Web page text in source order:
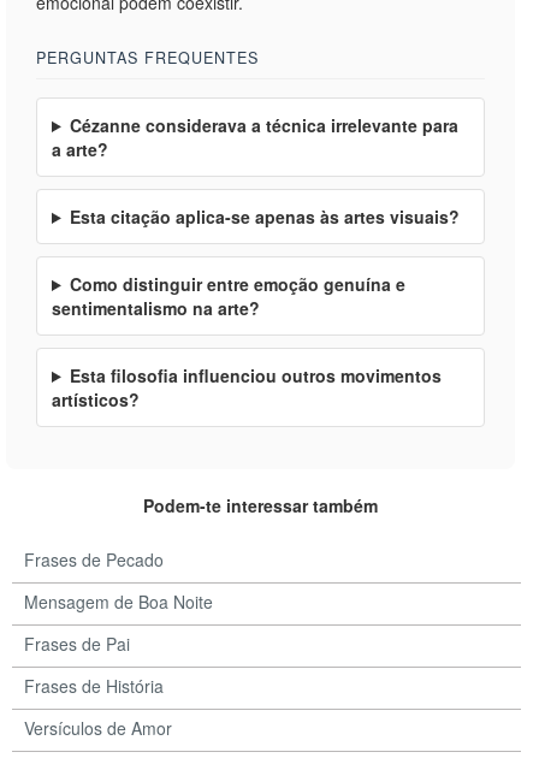
PERGUNTAS FREQUENTES
Cézanne considerava a técnica irrelevante para
a arte?
Esta citação aplica-se apenas às artes visuais?
Como distinguir entre emoção genuína e
sentimentalismo na arte?
Esta filosofia influenciou outros movimentos
artísticos?
Podem-te interessar também
Frases de Pecado
Mensagem de Boa Noite
Frases de Pai
Frases de História
Versículos de Amor